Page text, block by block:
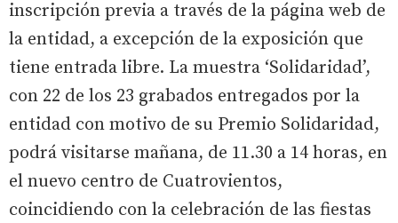
inscripción previa a través de la página web de
la entidad, a excepción de la exposición que
tiene entrada libre. La muestra ‘Solidaridad’,
con 22 de los 23 grabados entregados por la
entidad con motivo de su Premio Solidaridad,
podrá visitarse mañana, de 11.30 a 14 horas, en
el nuevo centro de Cuatrovientos,
coincidiendo con la celebración de las fiestas